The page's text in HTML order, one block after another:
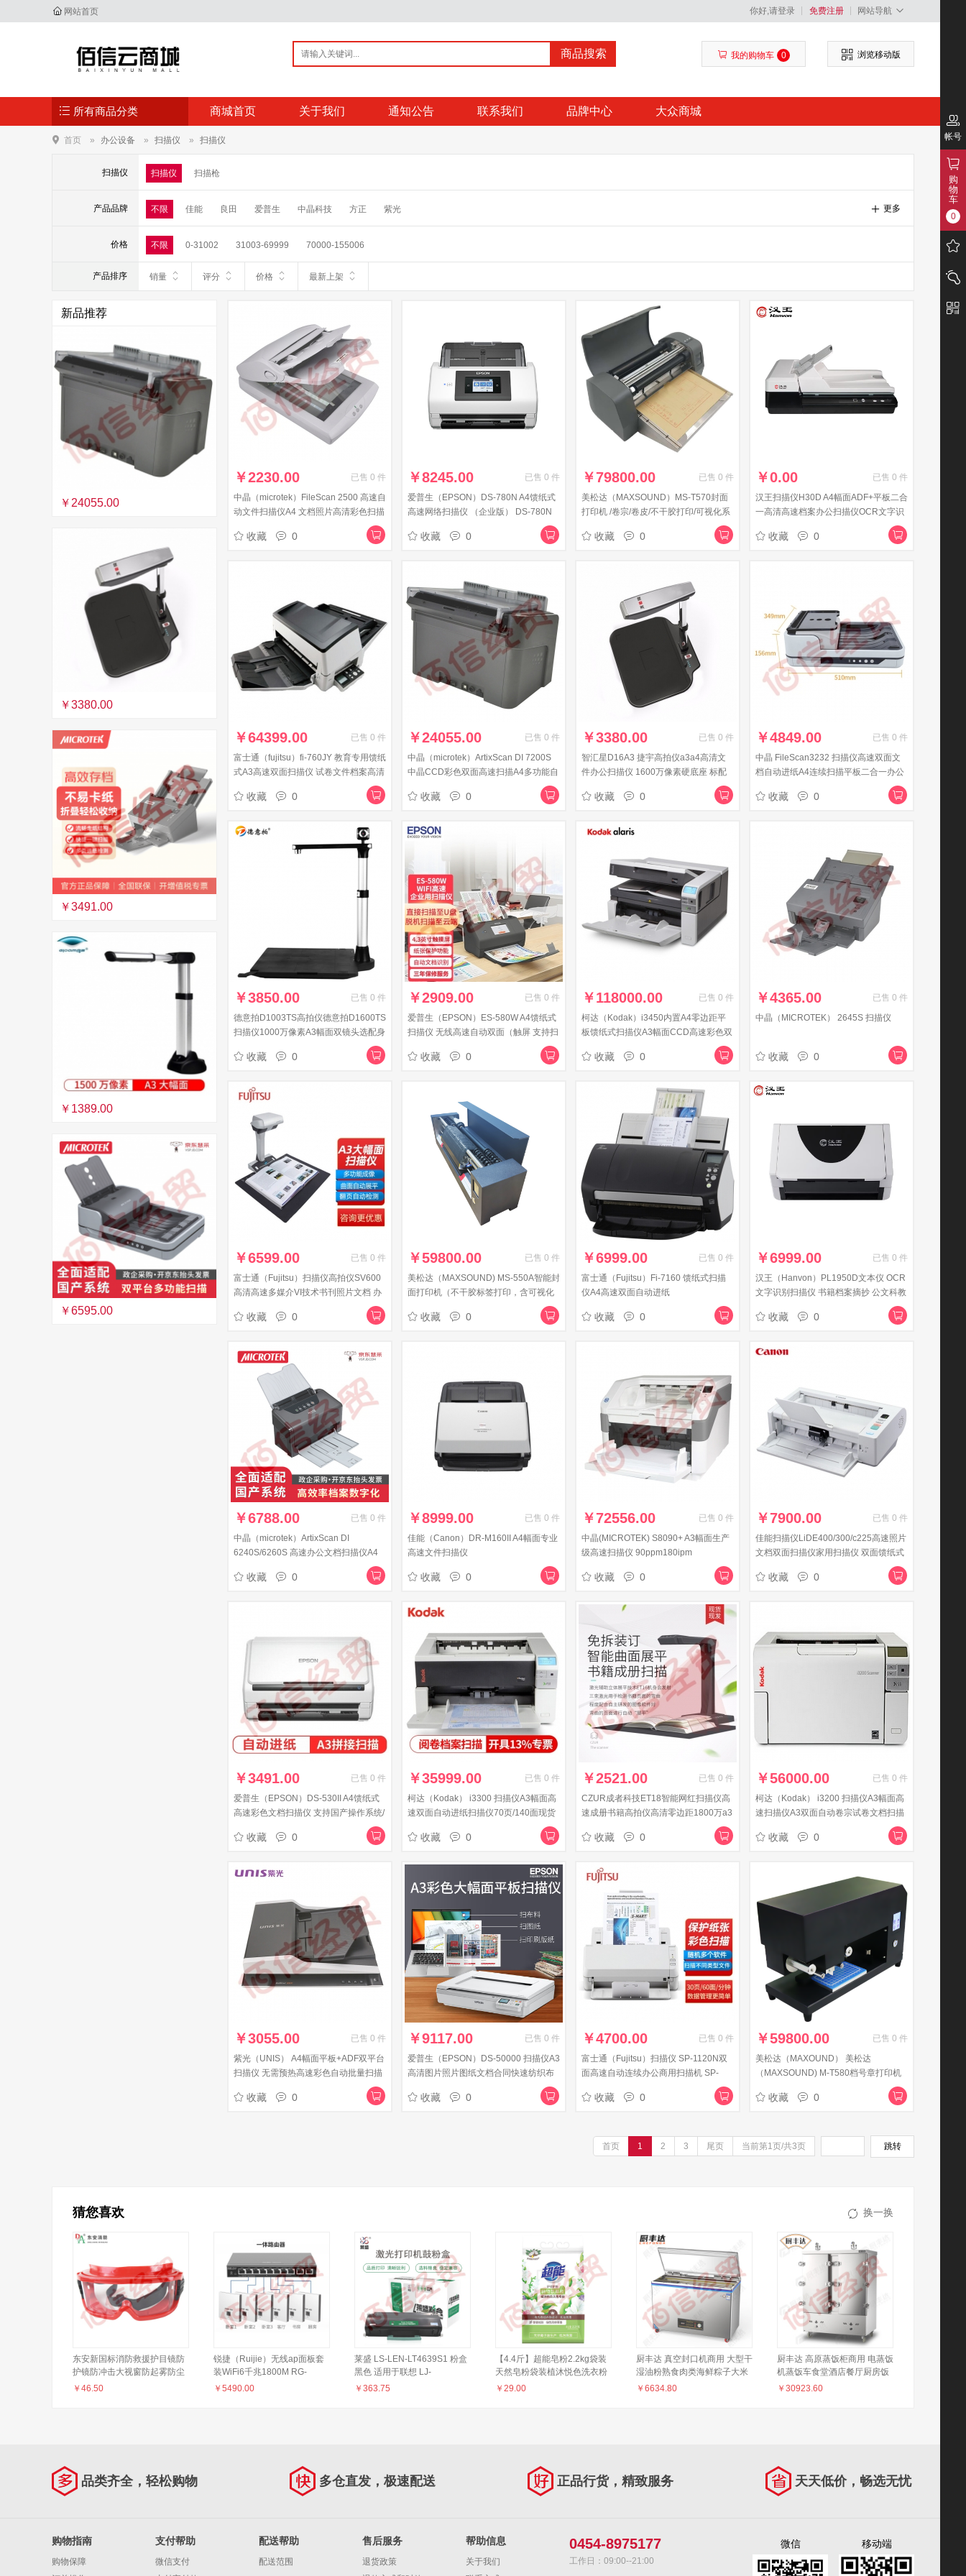
网站首页 你好,请登录 免费注册 网站导航
商品搜索 我的购物车 0 浏览移动版
所有商品分类 商城首页 关于我们 通知公告 联系我们 品牌中心 大众商城
首页 办公设备 扫描仪 扫描仪
扫描仪 扫描仪 扫描枪
产品品牌 不限 佳能 良田 爱普生 中晶科技 方正 紫光 更多
价格 不限 0-31002 31003-69999 70000-155006
产品排序 销量 评分 价格 最新上架
新品推荐
￥24055.00
￥3380.00
￥3491.00
￥1389.00
￥6595.00
￥2230.00 已售 0 件
中晶（microtek）FileScan 2500 高速自
动文件扫描仪A4 文档照片高清彩色扫描
收藏 0
￥8245.00 已售 0 件
爱普生（EPSON）DS-780N A4馈纸式
高速网络扫描仪 （企业版） DS-780N
收藏 0
￥79800.00 已售 0 件
美松达（MAXSOUND）MS-T570封面
打印机 /卷宗/卷皮/不干胶打印/可视化系
收藏 0
￥0.00 已售 0 件
汉王扫描仪H30D A4幅面ADF+平板二合
一高清高速档案办公扫描仪OCR文字识
收藏 0
￥64399.00 已售 0 件
富士通（fujitsu）fi-760JY 教育专用馈纸
式A3高速双面扫描仪 试卷文件档案高清
收藏 0
￥24055.00 已售 0 件
中晶（microtek）ArtixScan DI 7200S
中晶CCD彩色双面高速扫描A4多功能自
收藏 0
￥3380.00 已售 0 件
智汇星D16A3 捷宇高拍仪a3a4高清文
件办公扫描仪 1600万像素硬底座 标配
+副摄像头+身份证阅读器+人证比对
收藏 0
￥4849.00 已售 0 件
中晶 FileScan3232 扫描仪高速双面文
档自动进纸A4连续扫描平板二合一办公
收藏 0
￥3850.00 已售 0 件
德意拍D1003TS高拍仪德意拍D1600TS
扫描仪1000万像素A3幅面双镜头选配身
收藏 0
￥2909.00 已售 0 件
爱普生（EPSON）ES-580W A4馈纸式
扫描仪 无线高速自动双面（触屏 支持扫
收藏 0
￥118000.00 已售 0 件
柯达（Kodak）i3450内置A4零边距平
板馈纸式扫描仪A3幅面CCD高速彩色双
收藏 0
￥4365.00 已售 0 件
中晶（MICROTEK） 2645S 扫描仪
收藏 0
￥6599.00 已售 0 件
富士通（Fujitsu）扫描仪高拍仪SV600
高清高速多媒介VI技术书刊照片文档 办
公商务扫描仪 SV600【A3幅面高速扫
描】收藏 0
￥59800.00 已售 0 件
美松达（MAXSOUND) MS-550A智能封
面打印机（不干胶标签打印，含可视化
收藏 0
￥6999.00 已售 0 件
富士通（Fujitsu）Fi-7160 馈纸式扫描
仪A4高速双面自动进纸
收藏 0
￥6999.00 已售 0 件
汉王（Hanvon）PL1950D文本仪 OCR
文字识别扫描仪 书籍档案摘抄 公文科教
收藏 0
￥6788.00 已售 0 件
中晶（microtek）ArtixScan DI
6240S/6260S 高速办公文档扫描仪A4
收藏 0
￥8999.00 已售 0 件
佳能（Canon）DR-M160II A4幅面专业
高速文件扫描仪
收藏 0
￥72556.00 已售 0 件
中晶(MICROTEK) S8090+ A3幅面生产
级高速扫描仪 90ppm180ipm
收藏 0
￥7900.00 已售 0 件
佳能扫描仪LiDE400/300/c225高速照片
文档双面扫描仪家用扫描仪 双面馈纸式
收藏 0
￥3491.00 已售 0 件
爱普生（EPSON）DS-530II A4馈纸式
高速彩色文档扫描仪 支持国产操作系统/
收藏 0
￥35999.00 已售 0 件
柯达（Kodak） i3300 扫描仪A3幅面高
速双面自动进纸扫描仪70页/140面现货
收藏 0
￥2521.00 已售 0 件
CZUR成者科技ET18智能网红扫描仪高
速成册书籍高拍仪高清零边距1800万a3
收藏 0
￥56000.00 已售 0 件
柯达（Kodak） i3200 扫描仪A3幅面高
速扫描仪A3双面自动卷宗试卷文档扫描
收藏 0
￥3055.00 已售 0 件
紫光（UNIS） A4幅面平板+ADF双平台
扫描仪 无需预热高速彩色自动批量扫描
仪 F2125 ADF双面（25页50面/分钟）
官方标配
收藏 0
￥9117.00 已售 0 件
爱普生（EPSON）DS-50000 扫描仪A3
高清图片照片图纸文档合同快速纺织布
收藏 0
￥4700.00 已售 0 件
富士通（Fujitsu）扫描仪 SP-1120N双
面高速自动连续办公商用扫描机 SP-
收藏 0
￥59800.00 已售 0 件
美松达（MAXOUND） 美松达
（MAXSOUND) M-T580档号章打印机
收藏 0
首页 1 2 3 尾页 当前第1页/共3页 跳转
猜您喜欢 换一换
东安新国标消防救援护目镜防
护镜防冲击大视窗防起雾防尘
防飞沫硅胶密封款（红、
￥ 46.50
锐捷（Ruijie）无线ap面板套
装WiFi6千兆1800M RG-
EAP162(G)全屋wifi 8口千兆一
￥ 5490.00
莱盛 LS-LEN-LT4639S1 粉盒
黑色 适用于联想 LJ-
3900D/3900DN
￥ 363.75
【4.4斤】超能皂粉2.2kg袋装
天然皂粉袋装植沐悦色洗衣粉
大袋
￥ 29.00
厨丰达 真空封口机商用 大型干
湿油粉熟食肉类海鲜粽子大米
腊肉湿货预制菜干货真空包装
￥ 6634.80
厨丰达 高原蒸饭柜商用 电蒸饭
机蒸饭车食堂酒店餐厅厨房饭
店大容量电蒸箱多功能蒸包柜
￥ 30923.60
品类齐全，轻松购物 多仓直发，极速配送 正品行货，精致服务 天天低价，畅选无忧
购物指南
购物保障
支付帮助
微信支付
配送帮助
配送范围
售后服务
退货政策
帮助信息
关于我们
0454-8975177
工作日：09:00--21:00
微信 移动端
帐号
购
物
车
0